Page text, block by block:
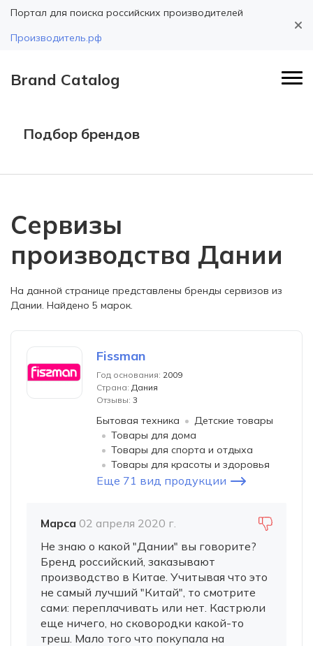
Портал для поиска российских производителей
Производитель.рф
Brand Catalog
Подбор брендов
Сервизы
производства Дании
На данной странице представлены бренды сервизов из
Дании. Найдено 5 марок.
Fissman
Год основания: 2009
Страна: Дания
Отзывы: 3
Бытовая техника
Детские товары
Товары для дома
Товары для спорта и отдыха
Товары для красоты и здоровья
Еще 71 вид продукции
Марса 02 апреля 2020 г.
Не знаю о какой "Дании" вы говорите?
Бренд российский, заказывают
производство в Китае. Учитывая что это
не самый лучший "Китай", то смотрите
сами: переплачивать или нет. Кастрюли
еще ничего, но сковородки какой-то
треш. Мало того что покупала на